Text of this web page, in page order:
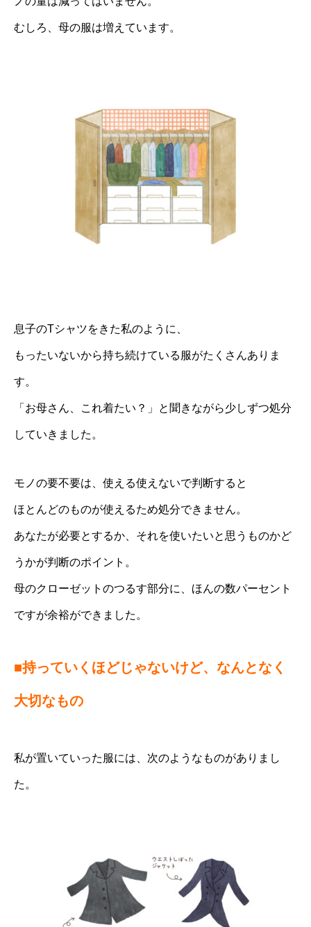
むしろ、母の服は増えています。
息子のTシャツをきた私のように、
もったいないから持ち続けている服がたくさんありま
す。
「お母さん、これ着たい？」と聞きながら少しずつ処分
していきました。
モノの要不要は、使える使えないで判断すると
ほとんどのものが使えるため処分できません。
あなたが必要とするか、それを使いたいと思うものかど
うかが判断のポイント。
母のクローゼットのつるす部分に、ほんの数パーセント
ですが余裕ができました。
■持っていくほどじゃないけど、なんとなく
大切なもの
私が置いていった服には、次のようなものがありまし
た。